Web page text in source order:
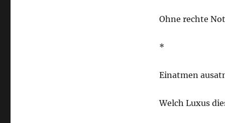
Ohne rechte Not
*
Einatmen
Welch Luxus